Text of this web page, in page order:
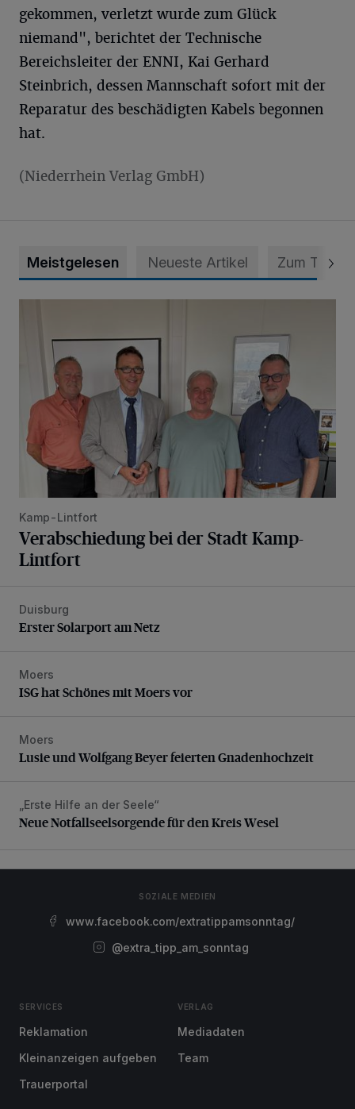
gekommen, verletzt wurde zum Glück
niemand", berichtet der Technische
Bereichsleiter der ENNI, Kai Gerhard
Steinbrich, dessen Mannschaft sofort mit der
Reparatur des beschädigten Kabels begonnen
hat.
(Niederrhein Verlag GmbH)
Meistgelesen Neueste Artikel Zum Thema
Kamp-Lintfort
Verabschiedung bei der Stadt Kamp-
Lintfort
Erster Solarport am Netz
Duisburg
Erster Solarport am Netz
ISG hat Schönes mit Moers vor
Moers
ISG hat Schönes mit Moers vor
Lusie und Wolfgang Beyer feierten Gnadenhochzeit
Moers
Lusie und Wolfgang Beyer feierten Gnadenhochzeit
Neue Notfallseelsorgende für den Kreis Wesel
„Erste Hilfe an der Seele“
Neue Notfallseelsorgende für den Kreis Wesel
SOZIALE MEDIEN
www.facebook.com/extratippamsonntag/
@extra_tipp_am_sonntag
SERVICES
Reklamation
Kleinanzeigen aufgeben
Trauerportal
VERLAG
Mediadaten
Team